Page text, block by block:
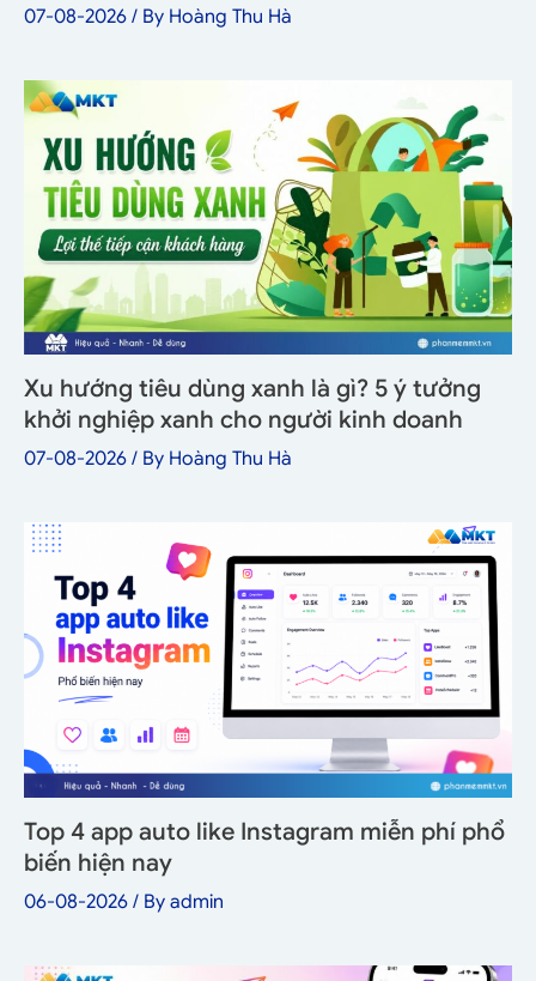
07-08-2026 / By Hoàng Thu Hà
Xu hướng tiêu dùng xanh là gì? 5 ý tưởng
khởi nghiệp xanh cho người kinh doanh
07-08-2026 / By Hoàng Thu Hà
Top 4 app auto like Instagram miễn phí phổ
biến hiện nay
06-08-2026 / By admin